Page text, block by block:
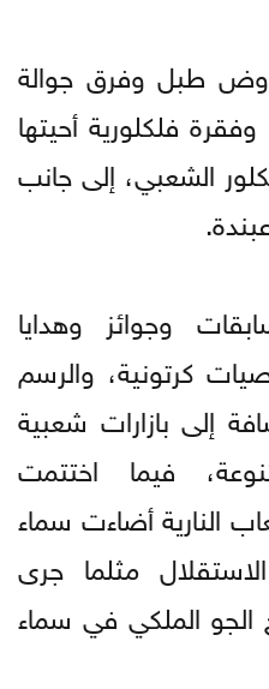
طبل وفرق جوالة
فلكلورية أحيتها
الشعبي، إلى جانب
وجوائز وهدايا
كرتونية، والرسم
إلى بازارات شعبية
فيما اختتمت
النارية أضاءت سماء
مثلما جرى
الملكي في سماء